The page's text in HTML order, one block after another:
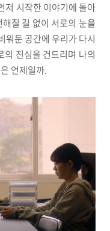
저 시작한 이야기에 돌아
질 길 없이 서로의 눈을
워둔 공간에 우리가 다시
의 진심을 건드리며 나의
언제일까.